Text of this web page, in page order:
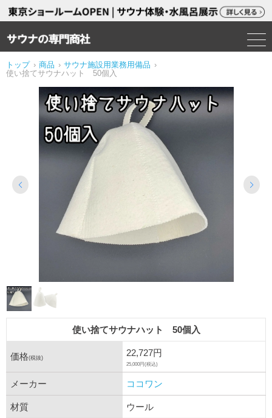
トップ › 商品 › サウナ施設用業務用備品 ›
使い捨てサウナハット 50個入
使い捨てサウナハット 50個入
価格(税抜) 22,727円
25,000円(税込)
メーカー ココワン
材質 ウール